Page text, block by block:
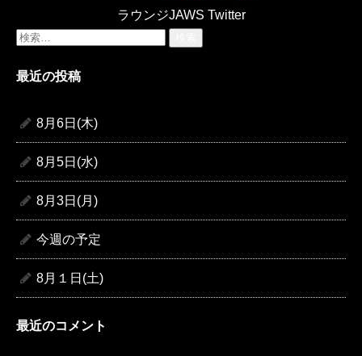
ラウンジJAWS Twitter
検
最近の投稿
8月6日(木)
8月5日(水)
8月3日(月)
今週の予定
8月１日(土)
最近のコメント